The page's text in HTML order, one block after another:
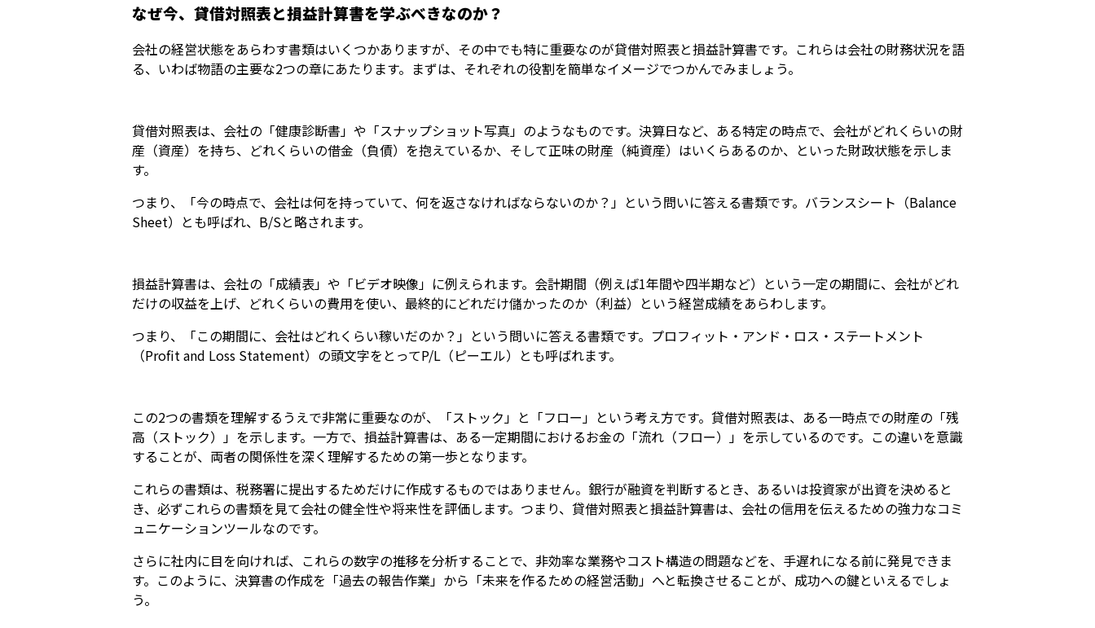
なぜ今、貸借対照表と損益計算書を学ぶべきなのか？
会社の経営状態をあらわす書類はいくつかありますが、その中でも特に重要なのが貸借対照表と損益計算書です。これらは会社の財務状況を語
る、いわば物語の主要な2つの章にあたります。まずは、それぞれの役割を簡単なイメージでつかんでみましょう。
貸借対照表は、会社の「健康診断書」や「スナップショット写真」のようなものです。決算日など、ある特定の時点で、会社がどれくらいの財
産（資産）を持ち、どれくらいの借金（負債）を抱えているか、そして正味の財産（純資産）はいくらあるのか、といった財政状態を示しま
す。
つまり、「今の時点で、会社は何を持っていて、何を返さなければならないのか？」という問いに答える書類です。バランスシート（Balance
Sheet）とも呼ばれ、B/Sと略されます。
損益計算書は、会社の「成績表」や「ビデオ映像」に例えられます。会計期間（例えば1年間や四半期など）という一定の期間に、会社がどれ
だけの収益を上げ、どれくらいの費用を使い、最終的にどれだけ儲かったのか（利益）という経営成績をあらわします。
つまり、「この期間に、会社はどれくらい稼いだのか？」という問いに答える書類です。プロフィット・アンド・ロス・ステートメント
（Profit and Loss Statement）の頭文字をとってP/L（ピーエル）とも呼ばれます。
この2つの書類を理解するうえで非常に重要なのが、「ストック」と「フロー」という考え方です。貸借対照表は、ある一時点での財産の「残
高（ストック）」を示します。一方で、損益計算書は、ある一定期間におけるお金の「流れ（フロー）」を示しているのです。この違いを意識
することが、両者の関係性を深く理解するための第一歩となります。
これらの書類は、税務署に提出するためだけに作成するものではありません。銀行が融資を判断するとき、あるいは投資家が出資を決めると
き、必ずこれらの書類を見て会社の健全性や将来性を評価します。つまり、貸借対照表と損益計算書は、会社の信用を伝えるための強力なコミ
ュニケーションツールなのです。
さらに社内に目を向ければ、これらの数字の推移を分析することで、非効率な業務やコスト構造の問題などを、手遅れになる前に発見できま
す。このように、決算書の作成を「過去の報告作業」から「未来を作るための経営活動」へと転換させることが、成功への鍵といえるでしょ
う。